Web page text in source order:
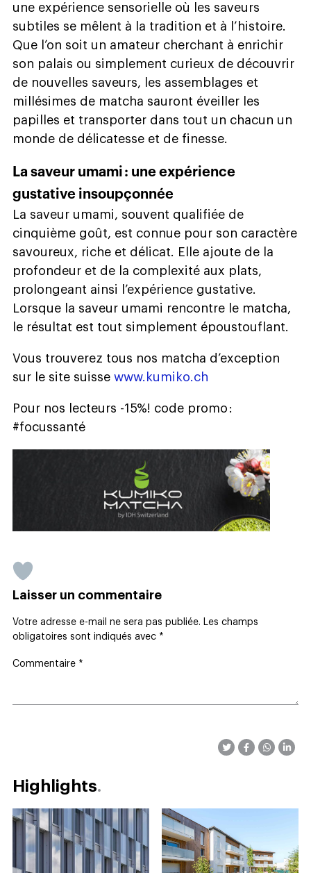
une expérience sensorielle où les saveurs
subtiles se mêlent à la tradition et à l’histoire.
Que l’on soit un amateur cherchant à enrichir
son palais ou simplement curieux de découvrir
de nouvelles saveurs, les assemblages et
millésimes de matcha sauront éveiller les
papilles et transporter dans tout un chacun un
monde de délicatesse et de finesse.
La saveur umami : une expérience
gustative insoupçonnée
La saveur umami, souvent qualifiée de
cinquième goût, est connue pour son caractère
savoureux, riche et délicat. Elle ajoute de la
profondeur et de la complexité aux plats,
prolongeant ainsi l’expérience gustative.
Lorsque la saveur umami rencontre le matcha,
le résultat est tout simplement époustouflant.
Vous trouverez tous nos matcha d’exception
sur le site suisse www.kumiko.ch
Pour nos lecteurs -15%! code promo :
#focussanté
Laisser un commentaire
Votre adresse e-mail ne sera pas publiée. Les champs
obligatoires sont indiqués avec *
Commentaire *
Highlights